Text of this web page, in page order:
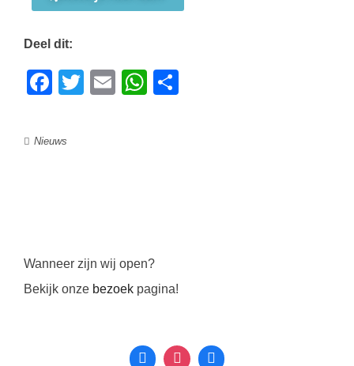
Deel dit:
Facebook
Twitter
EmailWhatsApp
Nieuws
Wanneer zijn wij open?
Bekijk onze bezoek pagina!